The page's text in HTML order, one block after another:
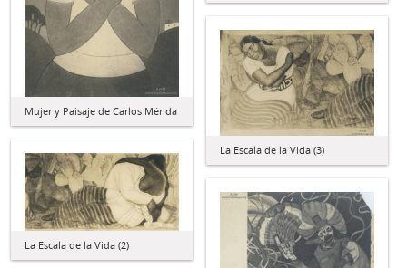
Mujer y Paisaje de Carlos Mérida
La Escala de la Vida (3)
La Escala de la Vida (2)